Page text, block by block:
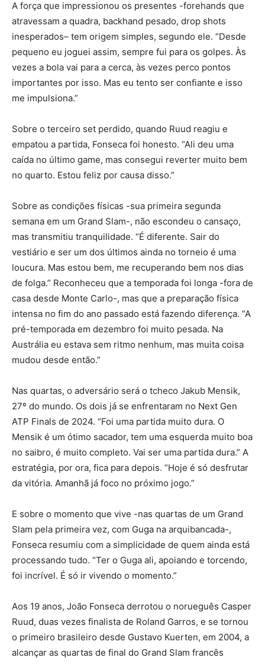
A força que impressionou os presentes -forehands que
atravessam a quadra, backhand pesado, drop shots
inesperados– tem origem simples, segundo ele. “Desde
pequeno eu joguei assim, sempre fui para os golpes. Às
vezes a bola vai para a cerca, às vezes perco pontos
importantes por isso. Mas eu tento ser confiante e isso
me impulsiona.”
Sobre o terceiro set perdido, quando Ruud reagiu e
empatou a partida, Fonseca foi honesto. “Ali deu uma
caída no último game, mas consegui reverter muito bem
no quarto. Estou feliz por causa disso.”
Sobre as condições físicas -sua primeira segunda
semana em um Grand Slam-, não escondeu o cansaço,
mas transmitiu tranquilidade. “É diferente. Sair do
vestiário e ser um dos últimos ainda no torneio é uma
loucura. Mas estou bem, me recuperando bem nos dias
de folga.” Reconheceu que a temporada foi longa -fora de
casa desde Monte Carlo-, mas que a preparação física
intensa no fim do ano passado está fazendo diferença. “A
pré-temporada em dezembro foi muito pesada. Na
Austrália eu estava sem ritmo nenhum, mas muita coisa
mudou desde então.”
Nas quartas, o adversário será o tcheco Jakub Mensik,
27º do mundo. Os dois já se enfrentaram no Next Gen
ATP Finals de 2024. “Foi uma partida muito dura. O
Mensik é um ótimo sacador, tem uma esquerda muito boa
no saibro, é muito completo. Vai ser uma partida dura.” A
estratégia, por ora, fica para depois. “Hoje é só desfrutar
da vitória. Amanhã já foco no próximo jogo.”
E sobre o momento que vive -nas quartas de um Grand
Slam pela primeira vez, com Guga na arquibancada-,
Fonseca resumiu com a simplicidade de quem ainda está
processando tudo. “Ter o Guga ali, apoiando e torcendo,
foi incrível. É só ir vivendo o momento.”
Aos 19 anos, João Fonseca derrotou o norueguês Casper
Ruud, duas vezes finalista de Roland Garros, e se tornou
o primeiro brasileiro desde Gustavo Kuerten, em 2004, a
alcançar as quartas de final do Grand Slam francês